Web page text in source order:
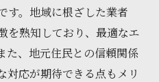
す。地域に根ざした業者
を熟知しており、最適なエ
た、地元住民との信頼関係
対応が期待できる点もメリ